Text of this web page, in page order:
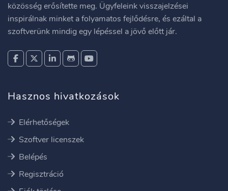
közösség erősítette meg. Ügyfeleink visszajelzései
inspirálnak minket a folyamatos fejlődésre, és ezáltal a
szoftverünk mindig egy lépéssel a jövő előtt jár.
Hasznos hivatkozások
Elérhetőségek
Szoftver licenszek
Belépés
Regisztráció